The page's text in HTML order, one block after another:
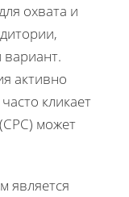
охвата и
активно
кликает
может
является